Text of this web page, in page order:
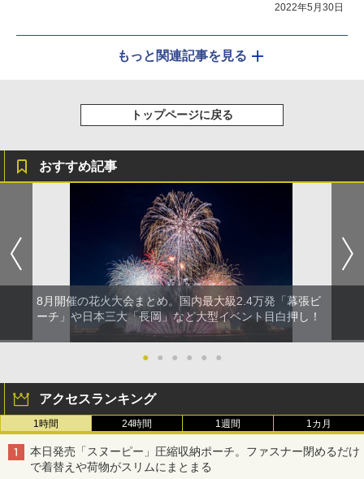
2022年5月30日
もっと関連記事を見る
トップページに戻る
おすすめ記事
8月開催の花火大会まとめ。国内最大級2.4万発「幕張ビ
ーチ」や日本三大「長岡」など大型イベント目白押し！
● ● ● ● ● ●
アクセスランキング
1時間 24時間 1週間 1カ月
本日発売「スヌーピー」圧縮収納ポーチ。ファスナー閉めるだけ
で着替えや荷物がスリムにまとまる